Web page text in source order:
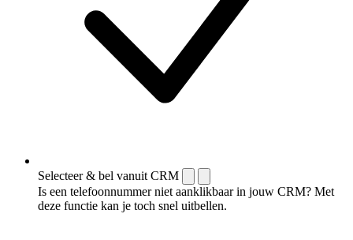
Selecteer & bel vanuit CRM
Is een telefoonnummer niet aanklikbaar in jouw CRM? Met
deze functie kan je toch snel uitbellen.